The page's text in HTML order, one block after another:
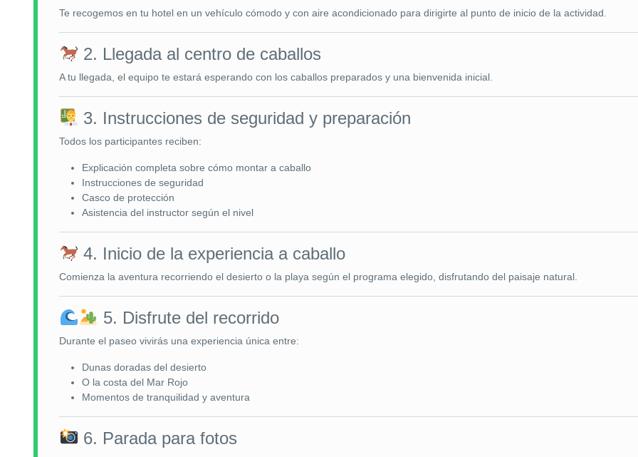
Te recogemos en tu hotel en un vehículo cómodo y con aire acondicionado para dirigirte al punto de inicio de la actividad.
2. Llegada al centro de caballos
A tu llegada, el equipo te estará esperando con los caballos preparados y una bienvenida inicial.
3. Instrucciones de seguridad y preparación
Todos los participantes reciben:
Explicación completa sobre cómo montar a caballo
Instrucciones de seguridad
Casco de protección
Asistencia del instructor según el nivel
4. Inicio de la experiencia a caballo
Comienza la aventura recorriendo el desierto o la playa según el programa elegido, disfrutando del paisaje natural.
5. Disfrute del recorrido
Durante el paseo vivirás una experiencia única entre:
Dunas doradas del desierto
O la costa del Mar Rojo
Momentos de tranquilidad y aventura
6. Parada para fotos